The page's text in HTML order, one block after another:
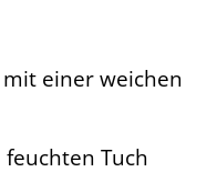
mit einer weichen
Tuch